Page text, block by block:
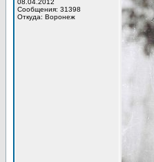
08.04.2012
Сообщения: 31398
Откуда: Воронеж